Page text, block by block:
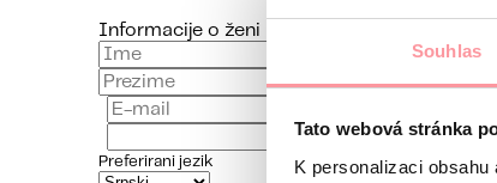
Souhlas
Tato webová stránka
K personalizaci
Informacije o ženi
Prezime
Preferirani jezik